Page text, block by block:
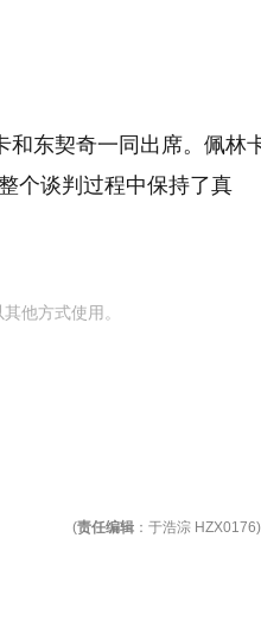
和东契奇一同出席。佩林
个谈判过程中保持了真
他方式使用。
(责任编辑 ：于浩淙 HZX0176)